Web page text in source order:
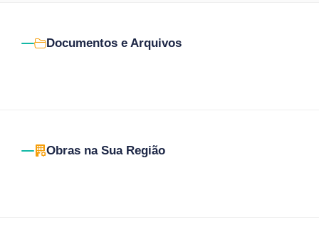
Documentos e Arquivos
Obras na Sua Região